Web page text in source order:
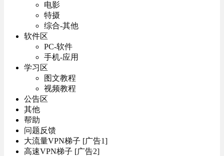
电影
特摄
综合-其他
软件区
PC-软件
手机-应用
学习区
图文教程
视频教程
公告区
其他
帮助
问题反馈
大流量VPN梯子 [广告1]
高速VPN梯子 [广告2]